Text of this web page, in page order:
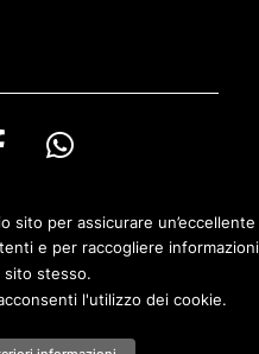
della Provincia di Bergamo e
Bergamo
sito per assicurare un’eccellente
e per raccogliere informazioni
sito stesso.
l'utilizzo dei cookie.